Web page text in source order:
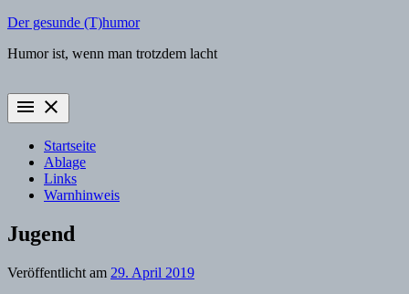
Zum
springen
Der gesunde (T)humor
Humor ist, wenn man trotzdem lacht
menu close
Startseite
Ablage
Links
Warnhinweis
Jugend
Veröffentlicht am 29. April 2019